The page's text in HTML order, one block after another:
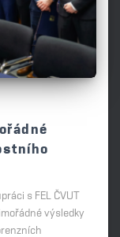
s FEL ČVUT
výsledky